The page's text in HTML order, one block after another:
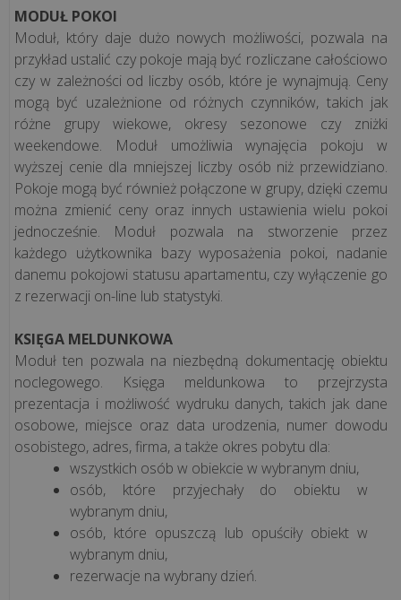
w
gastronomii?
Praktyczne
pora...
Jednolity
Plik
Kontrolny
–
czym
jest
co
na
niego
skład...
Korzyści
aplikacji
POSbistro
urządzeniach
mobilnych
MODUŁ POKOI
Moduł, który daje dużo nowych możliwości, pozwala na
przykład ustalić czy pokoje mają być rozliczane całościowo
czy w zależności od liczby osób, które je wynajmują. Ceny
mogą być uzależnione od różnych czynników, takich jak
różne grupy wiekowe, okresy sezonowe czy zniżki
weekendowe. Moduł umożliwia wynajęcia pokoju w
wyższej cenie dla mniejszej liczby osób niż przewidziano.
Pokoje mogą być również połączone w grupy, dzięki czemu
można zmienić ceny oraz innych ustawienia wielu pokoi
jednocześnie. Moduł pozwala na stworzenie przez
każdego użytkownika bazy wyposażenia pokoi, nadanie
danemu pokojowi statusu apartamentu, czy wyłączenie go
z rezerwacji on-line lub statystyki.
KSIĘGA MELDUNKOWA
Moduł ten pozwala na niezbędną dokumentację obiektu
noclegowego. Księga meldunkowa to przejrzysta
prezentacja i możliwość wydruku danych, takich jak dane
osobowe, miejsce oraz data urodzenia, numer dowodu
osobistego, adres, firma, a także okres pobytu dla:
wszystkich osób w obiekcie w wybranym dniu,
osób, które przyjechały do obiektu w
wybranym dniu,
osób, które opuszczą lub opuściły obiekt w
wybranym dniu,
rezerwacje na wybrany dzień.